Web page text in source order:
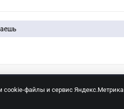
файлы и сервис Яндекс.Метрика